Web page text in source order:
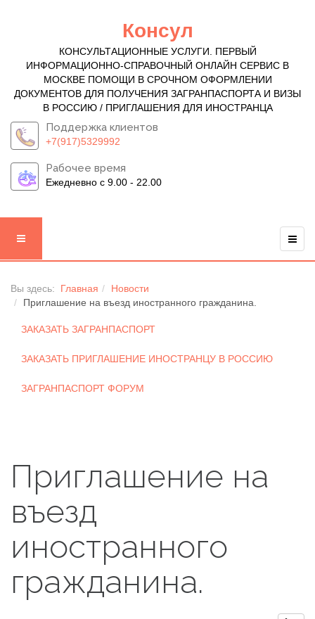
Консул
КОНСУЛЬТАЦИОННЫЕ УСЛУГИ. ПЕРВЫЙ
ИНФОРМАЦИОННО-СПРАВОЧНЫЙ ОНЛАЙН СЕРВИС В
МОСКВЕ ПОМОЩИ В СРОЧНОМ ОФОРМЛЕНИИ
ДОКУМЕНТОВ ДЛЯ ПОЛУЧЕНИЯ ЗАГРАНПАСПОРТА И ВИЗЫ
В РОССИЮ / ПРИГЛАШЕНИЯ ДЛЯ ИНОСТРАНЦА
Поддержка клиентов
+7(917)5329992
Рабочее время
Ежедневно с 9.00 - 22.00
Вы здесь: Главная
Новости
Приглашение на въезд иностранного гражданина.
ЗАКАЗАТЬ ЗАГРАНПАСПОРТ
ЗАКАЗАТЬ ПРИГЛАШЕНИЕ ИНОСТРАНЦУ В РОССИЮ
ЗАГРАНПАСПОРТ ФОРУМ
Приглашение на
въезд
иностранного
гражданина.